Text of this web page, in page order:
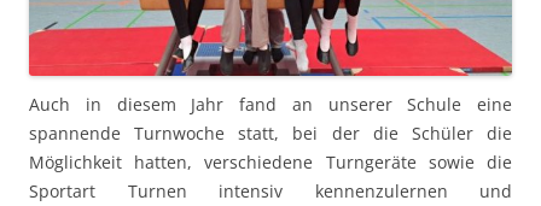
Auch in diesem Jahr fand an unserer Schule eine
spannende Turnwoche statt, bei der die Schüler die
Möglichkeit hatten, verschiedene Turngeräte sowie die
Sportart Turnen intensiv kennenzulernen und